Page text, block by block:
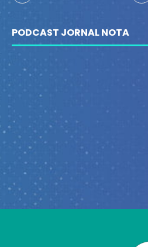
PODCAST JORNAL NOTA